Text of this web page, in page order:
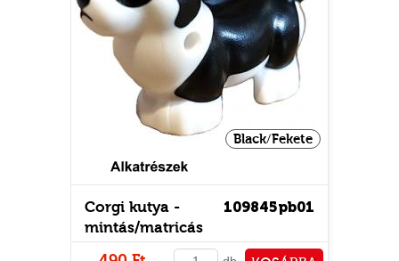
Black/Fekete
109845pb01
Corgi kutya -
mintás/matricás